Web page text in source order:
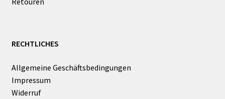
RECHTLICHES
Allgemeine Geschäftsbedingungen
Impressum
Widerruf